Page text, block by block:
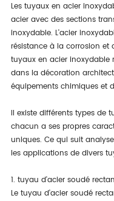
Les tuyaux en acier
acier avec des sections
inoxydable. L'acier
résistance à la corrosion et
tuyaux en acier inoxydable
dans la décoration
équipements chimiques et
Il existe différents types de
chacun a ses propres
uniques. Ce qui suit
les applications de divers
1. tuyau d'acier soudé
Le tuyau d'acier soudé